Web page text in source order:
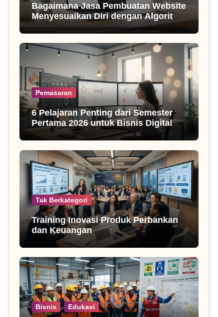
Bagaimana Jasa Pembuatan Website
Menyesuaikan Diri dengan Algoritma
SEO Masa Kini
Pemasaran
6 Pelajaran Penting dari Semester
Pertama 2026 untuk Bisnis Digital
Tak Berkategori
Training Inovasi Produk Perbankan
dan Keuangan
Bisnis Edukasi